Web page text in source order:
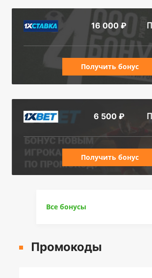
16 000 ₽
Получить бонус
6 500 ₽
Получить бонус
Все бонусы
Промокоды